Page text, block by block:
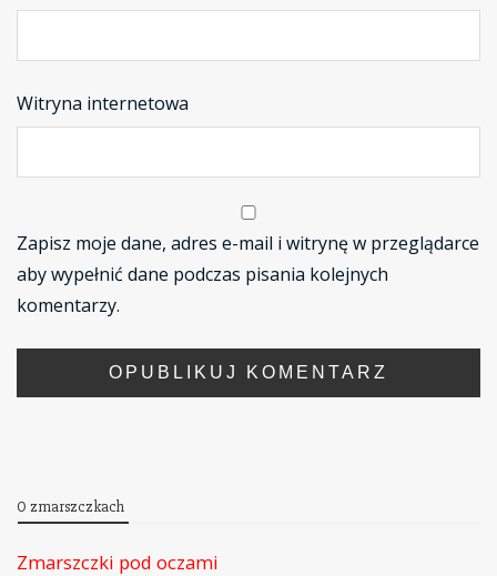
Witryna internetowa
Zapisz moje dane, adres e-mail i witrynę w przeglądarce
aby wypełnić dane podczas pisania kolejnych
komentarzy.
O zmarszczkach
Zmarszczki pod oczami